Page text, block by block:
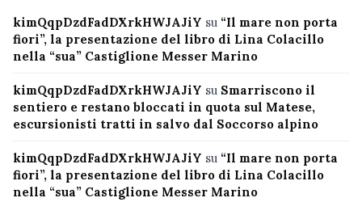
kimQqpDzdFadDXrkHWJAJiY su “Il mare non porta
fiori”, la presentazione del libro di Lina Colacillo
nella “sua” Castiglione Messer Marino
kimQqpDzdFadDXrkHWJAJiY su Smarriscono il
sentiero e restano bloccati in quota sul Matese,
escursionisti tratti in salvo dal Soccorso alpino
kimQqpDzdFadDXrkHWJAJiY su “Il mare non porta
fiori”, la presentazione del libro di Lina Colacillo
nella “sua” Castiglione Messer Marino